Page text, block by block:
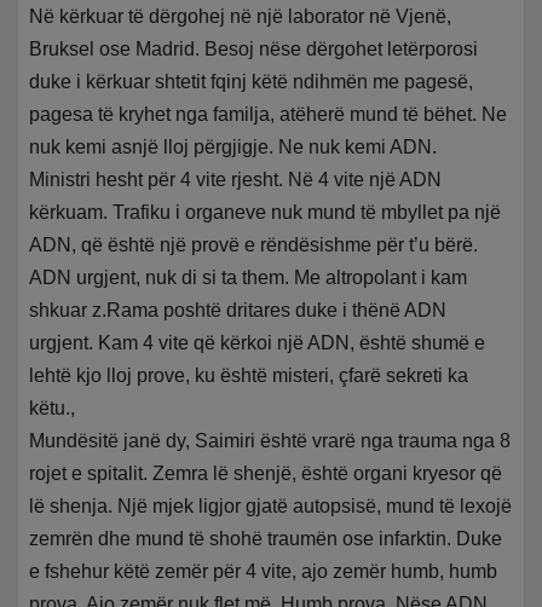
Në kërkuar të dërgohej në një laborator në Vjenë,
Bruksel ose Madrid. Besoj nëse dërgohet letërporosi
duke i kërkuar shtetit fqinj këtë ndihmën me pagesë,
pagesa të kryhet nga familja, atëherë mund të bëhet. Ne
nuk kemi asnjë lloj përgjigje. Ne nuk kemi ADN.
Ministri hesht për 4 vite rjesht. Në 4 vite një ADN
kërkuam. Trafiku i organeve nuk mund të mbyllet pa një
ADN, që është një provë e rëndësishme për t’u bërë.
ADN urgjent, nuk di si ta them. Me altropolant i kam
shkuar z.Rama poshtë dritares duke i thënë ADN
urgjent. Kam 4 vite që kërkoi një ADN, është shumë e
lehtë kjo lloj prove, ku është misteri, çfarë sekreti ka
këtu.,
Mundësitë janë dy, Saimiri është vrarë nga trauma nga 8
rojet e spitalit. Zemra lë shenjë, është organi kryesor që
lë shenja. Një mjek ligjor gjatë autopsisë, mund të lexojë
zemrën dhe mund të shohë traumën ose infarktin. Duke
e fshehur këtë zemër për 4 vite, ajo zemër humb, humb